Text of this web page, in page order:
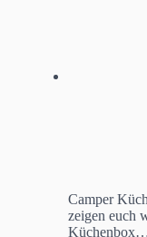
Camper
zeigen euch